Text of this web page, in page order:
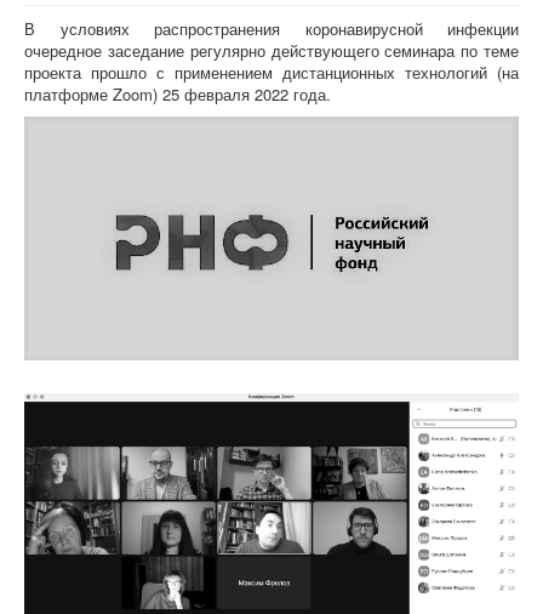
В условиях распространения коронавирусной инфекции
очередное заседание регулярно действующего семинара по теме
проекта прошло с применением дистанционных технологий (на
платформе Zoom) 25 февраля 2022 года.